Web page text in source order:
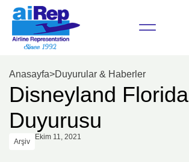
Anasayfa>Duyurular & Haberler
Disneyland Florida
Duyurusu
Arşiv
Ekim 11, 2021